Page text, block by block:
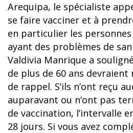
Arequipa, le spécialiste
se faire vacciner et à
en particulier les personnes
ayant des problèmes de
Valdivia Manrique a
de plus de 60 ans devraient
de rappel. S’ils n’ont reçu
auparavant ou n’ont pas
de vaccination, l’intervalle
28 jours. Si vous avez